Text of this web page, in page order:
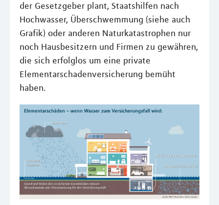
der Gesetzgeber plant, Staatshilfen nach
Hochwasser, Überschwemmung (siehe auch
Grafik) oder anderen Naturkatastrophen nur
noch Hausbesitzern und Firmen zu gewähren,
die sich erfolglos um eine private
Elementarschadenversicherung bemüht
haben.